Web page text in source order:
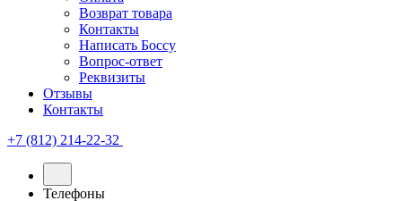
Возврат товара
Контакты
Написать Боссу
Вопрос-ответ
Реквизиты
Отзывы
Контакты
+7 (812) 214-22-32
Телефоны